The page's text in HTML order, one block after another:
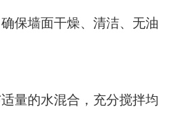
确保墙面干燥、清洁、无油
适量的水混合，充分搅拌均